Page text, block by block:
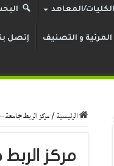
الكليات/المعاهد
و التصنيف إتصل
الرئيسية/مركز الربط
مركز